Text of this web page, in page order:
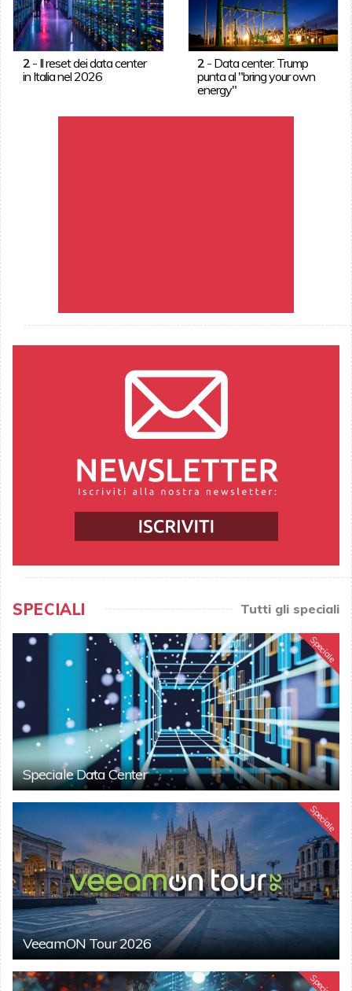
2- Il reset dei data center
in Italia nel 2026
2 - Data center: Trump
punta al "bring your own
energy"
SPECIALI Tutti gli speciali
Speciale
Speciale Data Center
Speciale
VeeamON Tour 2026